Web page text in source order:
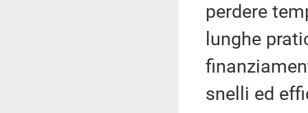
perdere
lunghe
snelli ed